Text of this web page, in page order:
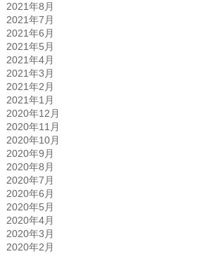
2021年8月
2021年7月
2021年6月
2021年5月
2021年4月
2021年3月
2021年2月
2021年1月
2020年12月
2020年11月
2020年10月
2020年9月
2020年8月
2020年7月
2020年6月
2020年5月
2020年4月
2020年3月
2020年2月